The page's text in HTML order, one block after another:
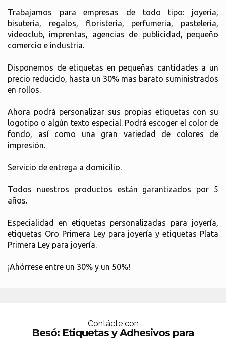
Trabajamos para empresas de todo tipo: joyeria,
bisuteria, regalos, floristeria, perfumeria, pasteleria,
videoclub, imprentas, agencias de publicidad, pequeño
comercio e industria.
Disponemos de etiquetas en pequeñas cantidades a un
precio reducido, hasta un 30% mas barato suministrados
en rollos.
Ahora podrá personalizar sus propias etiquetas con su
logotipo o algún texto especial. Podrá escoger el color de
fondo, así como una gran variedad de colores de
impresión.
Servicio de entrega a domicilio.
Todos nuestros productos están garantizados por 5
años.
Especialidad en etiquetas personalizadas para joyería,
etiquetas Oro Primera Ley para joyería y etiquetas Plata
Primera Ley para joyería.
¡Ahórrese entre un 30% y un 50%!
Contácte con
Besó: Etiquetas y Adhesivos para